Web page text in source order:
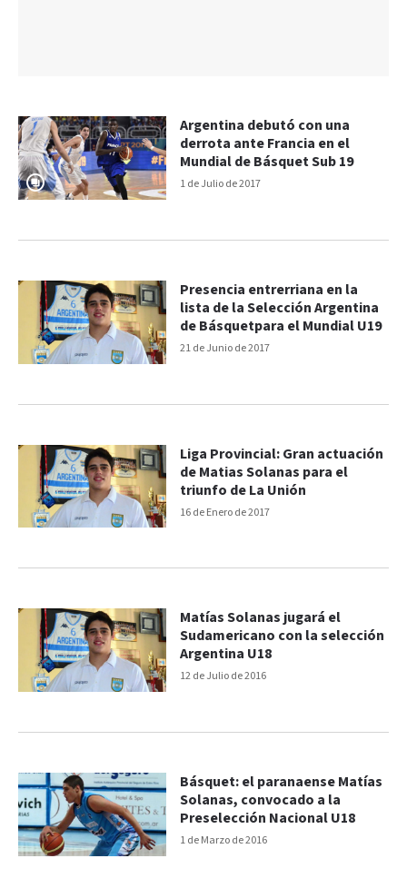
1 de Julio de 2017
Argentina debutó con una
derrota ante Francia en el
Mundial de Básquet Sub 19
21 de Junio de 2017
Presencia entrerriana en la
lista de la Selección Argentina
de Básquetpara el Mundial U19
16 de Enero de 2017
Liga Provincial: Gran actuación
de Matias Solanas para el
triunfo de La Unión
12 de Julio de 2016
Matías Solanas jugará el
Sudamericano con la selección
Argentina U18
1 de Marzo de 2016
Básquet: el paranaense Matías
Solanas, convocado a la
Preselección Nacional U18